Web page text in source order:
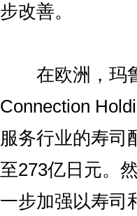
步改善。
在欧洲，玛鲁
Connection
服务行业的寿司
至273亿日元。
一步加强以寿司